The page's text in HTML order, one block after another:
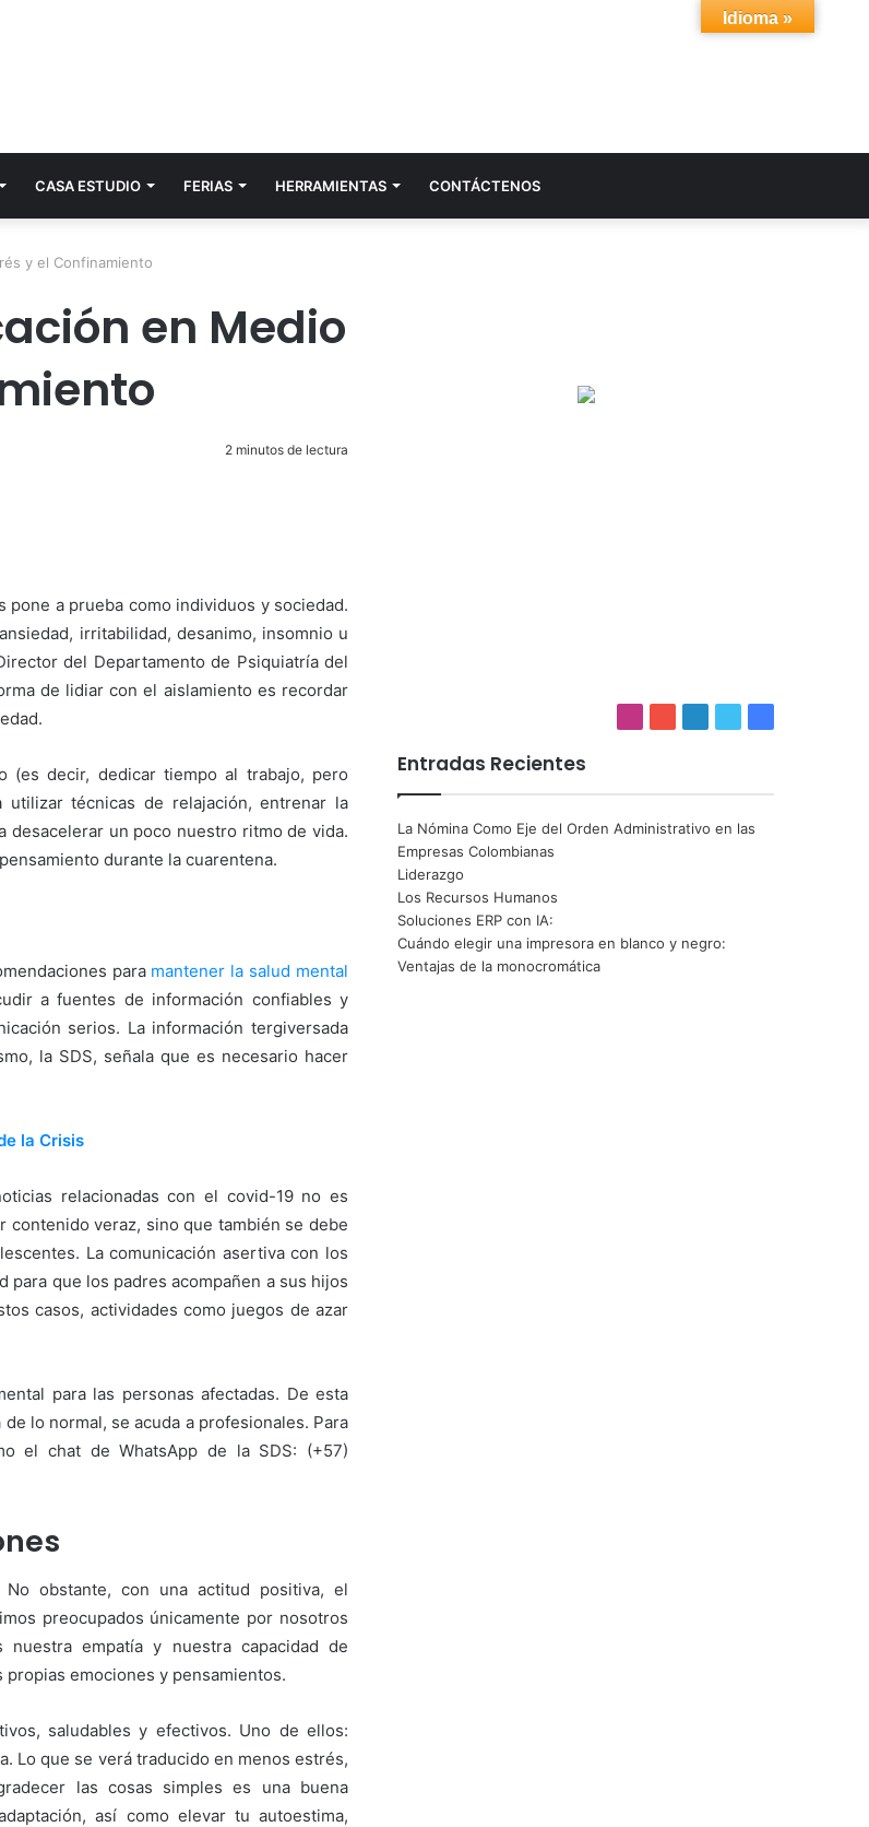
CASA ESTUDIO FERIAS HERRAMIENTAS CONTÁCTENOS
y el Confinamiento
en Medio
2 minutos de lectura
a prueba como individuos y sociedad.
irritabilidad, desanimo, insomnio u
del Departamento de Psiquiatría del
de lidiar con el aislamiento es recordar
(es decir, dedicar tiempo al trabajo, pero
técnicas de relajación, entrenar la
desacelerar un poco nuestro ritmo de vida.
durante la cuarentena.
para mantener la salud mental
a fuentes de información confiables y
serios. La información tergiversada
la SDS, señala que es necesario hacer
la Crisis
relacionadas con el covid-19 no es
veraz, sino que también se debe
La comunicación asertiva con los
que los padres acompañen a sus hijos
casos, actividades como juegos de azar
para las personas afectadas. De esta
lo normal, se acuda a profesionales. Para
el chat de WhatsApp de la SDS: (+57)
No obstante, con una actitud positiva, el
preocupados únicamente por nosotros
empatía y nuestra capacidad de
emociones y pensamientos.
saludables y efectivos. Uno de ellos:
Lo que se verá traducido en menos estrés,
las cosas simples es una buena
así como elevar tu autoestima,
e
t
t
k
T
u
t
a
Entradas Recientes
La Nómina Como Eje del Orden Administrativo en las
Empresas Colombianas
Liderazgo
Los Recursos Humanos
Soluciones ERP con IA:
Cuándo elegir una impresora en blanco y negro:
Ventajas de la monocromática
Idioma »